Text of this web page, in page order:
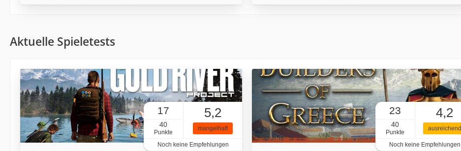
Aktuelle Spieletests
17
40
Punkte
5,2
mangelhaft
Noch keine Empfehlungen
23
40
Punkte
4,2
ausreichend
Noch keine Empfehlungen